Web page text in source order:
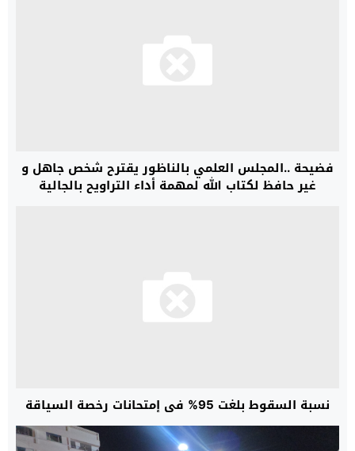
فضيحة ..المجلس العلمي بالناظور يقترح شخص جاهل و
غير حافظ لكتاب الله لمهمة أداء التراويح بالجالية
نسبة السقوط بلغت 95% في إمتحانات رخصة السياقة